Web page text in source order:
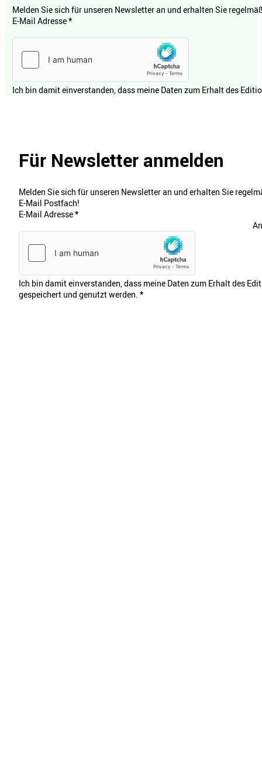
Melden Sie sich für unseren Newsletter an und erhalten Sie
E-Mail Adresse*
Ich bin damit einverstanden, dass meine Daten zum Erhalt des
Für Newsletter anmelden
Melden Sie sich für unseren Newsletter an und erhalten Sie
E-Mail Postfach!
E-Mail Adresse*
Ich bin damit einverstanden, dass meine Daten zum Erhalt des
gespeichert und genutzt werden. *